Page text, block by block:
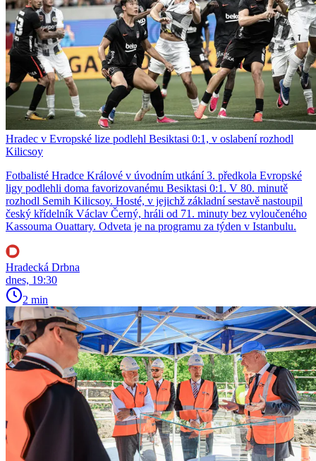
Hradec v Evropské lize podlehl Besiktasi 0:1, v oslabení rozhodl
Kilicsoy
Fotbalisté Hradce Králové v úvodním utkání 3. předkola Evropské
ligy podlehli doma favorizovanému Besiktasi 0:1. V 80. minutě
rozhodl Semih Kilicsoy. Hosté, v jejichž základní sestavě nastoupil
český křídelník Václav Černý, hráli od 71. minuty bez vyloučeného
Kassouma Ouattary. Odveta je na programu za týden v Istanbulu.
Hradecká Drbna
dnes, 19:30
2 min